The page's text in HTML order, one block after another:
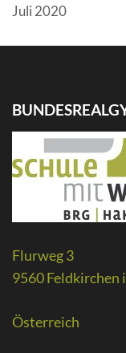
Juli 2020
Flurweg 3
9560 Feldkirchen
Österreich